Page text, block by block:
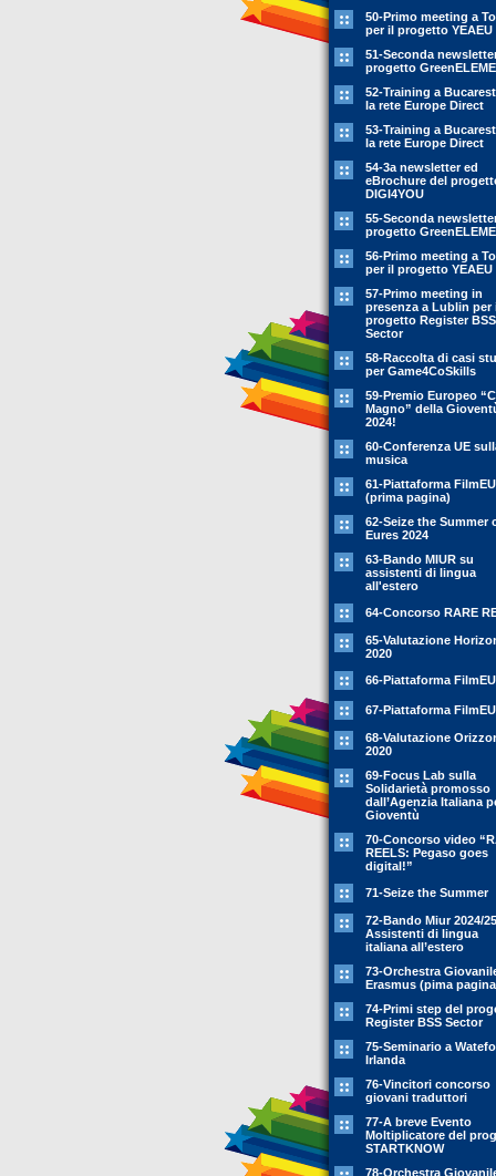
50-Primo meeting a
per il progetto YEAEU
51-Seconda
progetto
52-Training a
la rete Europe Direct
53-Training a
la rete Europe Direct
54-3a newsletter ed
eBrochure del
DIGI4YOU
55-Seconda
progetto
56-Primo meeting a
per il progetto YEAEU
57-Primo meeting in
presenza a Lublin per
progetto Register BSS
Sector
58-Raccolta di casi
per Game4CoSkills
59-Premio Europeo
Magno” della
2024!
60-Conferenza UE
musica
61-Piattaforma FilmEU
(prima pagina)
62-Seize the Summer
Eures 2024
63-Bando MIUR su
assistenti di lingua
all'estero
64-Concorso RARE
65-Valutazione
2020
66-Piattaforma FilmEU
67-Piattaforma FilmEU
68-Valutazione
2020
69-Focus Lab sulla
Solidarietà promosso
dall’Agenzia Italiana
Gioventù
70-Concorso video
REELS: Pegaso goes
digital!”
71-Seize the Summer
72-Bando Miur 2024/
Assistenti di lingua
italiana all’estero
73-Orchestra
Erasmus (pima
74-Primi step del
Register BSS Sector
75-Seminario a
Irlanda
76-Vincitori concorso
giovani traduttori
77-A breve Evento
Moltiplicatore del
STARTKNOW
78-Orchestra